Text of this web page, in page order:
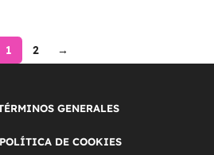
1 2 →
GENERALES
POLÍTICA DE COOKIES